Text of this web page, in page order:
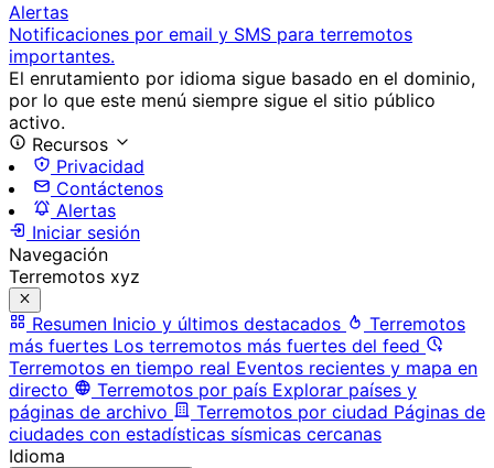
Alertas
Notificaciones por email y SMS para terremotos
importantes.
El enrutamiento por idioma sigue basado en el dominio,
por lo que este menú siempre sigue el sitio público
activo.
Recursos
Privacidad
Contáctenos
Alertas
Iniciar sesión
Navegación
Terremotos xyz
Resumen Inicio y últimos destacados
Terremotos
más fuertes Los terremotos más fuertes del feed
Terremotos en tiempo real Eventos recientes y mapa en
directo
Terremotos por país Explorar países y
páginas de archivo
Terremotos por ciudad Páginas de
ciudades con estadísticas sísmicas cercanas
Idioma